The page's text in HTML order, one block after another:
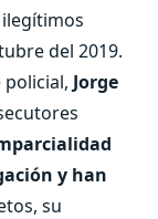
del 2019.
Jorge
y han
su